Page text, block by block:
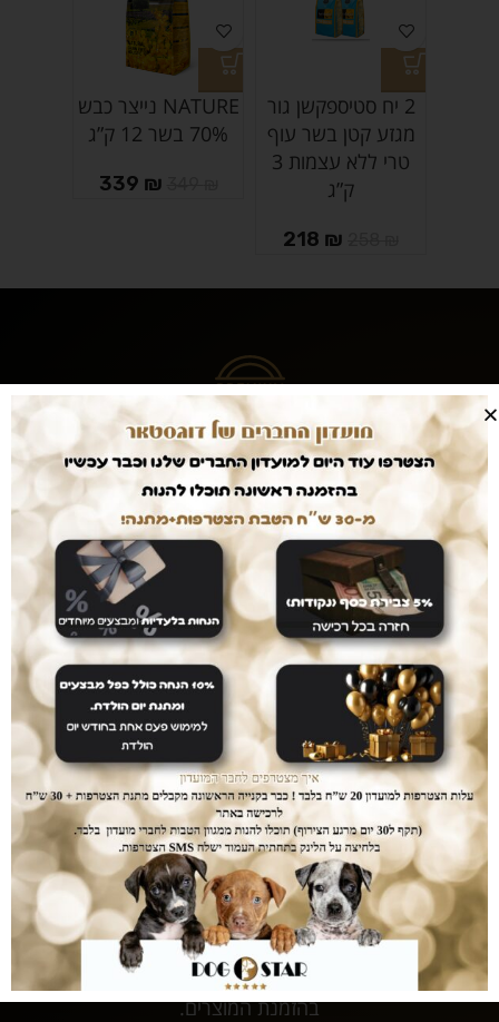
2 יח סטיספקשן גור
מגזע קטן בשר עוף
טרי ללא עצמות 3
ק”ג
218 ₪
NATURE נייצר כבש
70% בשר 12 ק”ג
339 ₪
מוצרים מובחרים
במחיר הכי זול
אחרי שנים של עבודה עם עשרות מותגים כיום אנו
משווקים אך ורק מוצרי ultra premium אשר נותן
לכלבכם תזונה מושלמת והמחירים... הכי זול שיש.
עושים לכם חיים קלים
המשלוחים עלינו
עם dogstar אין צורך לצאת מהבית. המשלוח יגיע
אליכם עד הבית ללא עלות נוספת.
דואגים לבטחון שלכם
רכישה בטוחה
ממשק הזמנות מאובטח ונגיש אשר יחסוך לכם זמן יקר
בהזמנת המוצרים.